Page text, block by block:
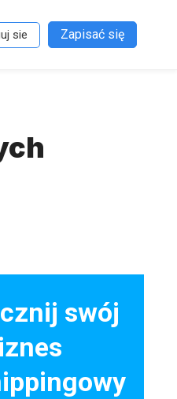
sie Zapisać się
swój